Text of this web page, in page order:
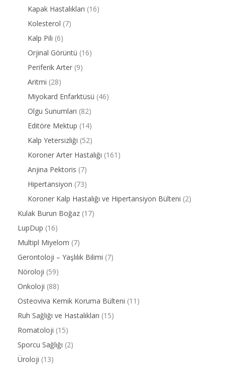
Kapak Hastalıkları (16)
Kolesterol (7)
Kalp Pili (6)
Orjinal Görüntü (16)
Periferik Arter (9)
Aritmi (28)
Miyokard Enfarktüsü (46)
Olgu Sunumları (82)
Editöre Mektup (14)
Kalp Yetersizliği (52)
Koroner Arter Hastalığı (161)
Anjina Pektoris (7)
Hipertansiyon (73)
Koroner Kalp Hastalığı ve Hipertansiyon Bülteni (2)
Kulak Burun Boğaz (17)
LupDup (16)
Multipl Miyelom (7)
Gerontoloji – Yaşlılık Bilimi (7)
Nöroloji (59)
Onkoloji (88)
Osteoviva Kemik Koruma Bülteni (11)
Ruh Sağlığı ve Hastalıkları (15)
Romatoloji (15)
Sporcu Sağlığı (2)
Üroloji (13)